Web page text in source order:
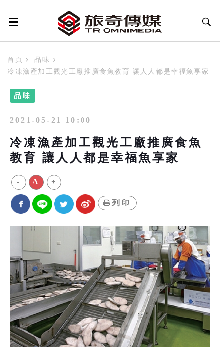
首頁
品味
冷凍漁產加工觀光工廠推廣食魚教育 讓人人都是幸福魚享家
品味
2021-05-21 10:00
冷凍漁產加工觀光工廠推廣食魚
教育 讓人人都是幸福魚享家
- A +
列印